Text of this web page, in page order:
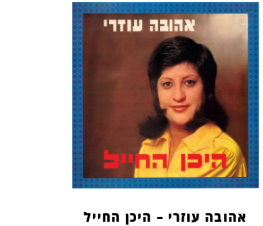
אהובה עוזרי – היכן החייל